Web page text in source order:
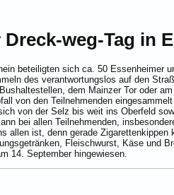
weg-Tag in
beteiligten sich ca. 50 Essenheimer
des verantwortungslos auf den
dem Mainzer Tor oder
von den Teilnehmenden
von der Selz bis weit ins Oberfeld
bei allen Teilnehmenden,
allen ist, denn gerade
Fleischwurst, Käse und
14. September hingewiesen.